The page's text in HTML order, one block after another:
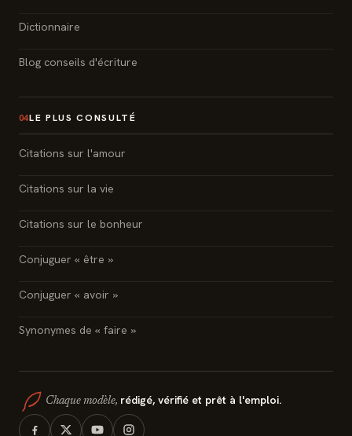
Dictionnaire
Blog conseils d'écriture
04LE PLUS CONSULTÉ
Citations sur l'amour
Citations sur la vie
Citations sur le bonheur
Conjuguer « être »
Conjuguer « avoir »
Synonymes de « faire »
Chaque modèle, rédigé, vérifié et prêt à l'emploi.